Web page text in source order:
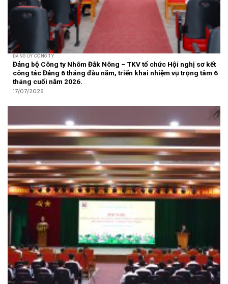
ĐẢNG ỦY CÔNG TY
Đảng bộ Công ty Nhôm Đắk Nông – TKV tổ chức Hội nghị sơ kết
công tác Đảng 6 tháng đầu năm, triển khai nhiệm vụ trọng tâm 6
tháng cuối năm 2026.
17/07/2026